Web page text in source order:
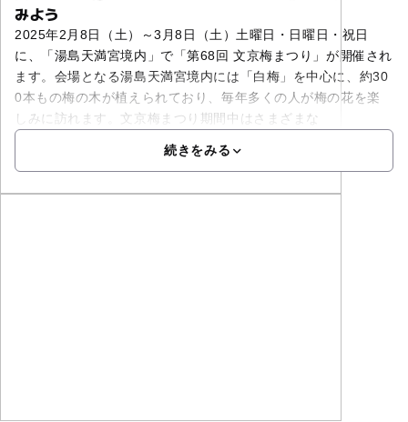
みよう
2025年2月8日（土）～3月8日（土）土曜日・日曜日・祝日
に、「湯島天満宮境内」で「第68回 文京梅まつり」が開催され
ます。会場となる湯島天満宮境内には「白梅」を中心に、約30
0本もの梅の木が植えられており、毎年多くの人が梅の花を楽
しみに訪れます。文京梅まつり期間中はさまざまな
続きをみる